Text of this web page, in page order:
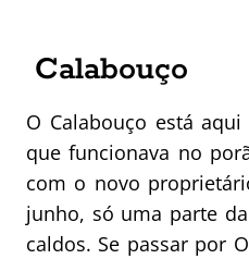
Calabouço
O Calabouço está
que funcionava no
com o novo
junho, só uma parte
caldos. Se passar por